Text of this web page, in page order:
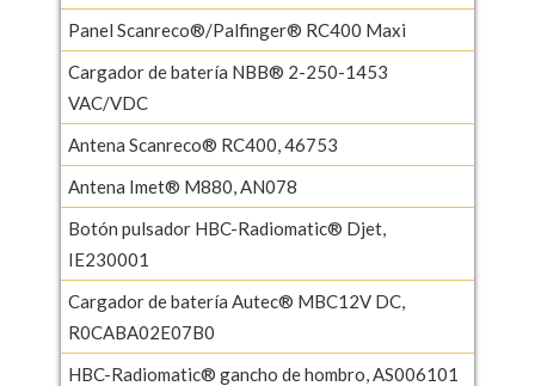
Panel Scanreco®/Palfinger® RC400 Maxi
Cargador de batería NBB® 2-250-1453
VAC/VDC
Antena Scanreco® RC400, 46753
Antena Imet® M880, AN078
Botón pulsador HBC-Radiomatic® Djet,
IE230001
Cargador de batería Autec® MBC12V DC,
R0CABA02E07B0
HBC-Radiomatic® gancho de hombro, AS006101